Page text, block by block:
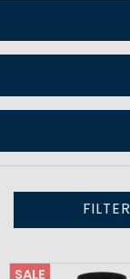
FILTER
SALE